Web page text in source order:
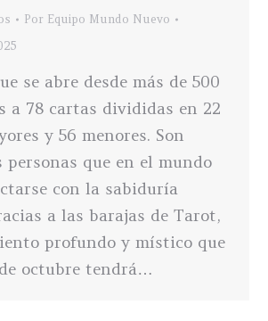
Por Equipo Mundo Nuevo
se abre desde más de 500
a 78 cartas divididas en 22
y 56 menores. Son
que en el mundo
con la sabiduría
a las barajas de Tarot,
profundo y místico que
de octubre tendrá…